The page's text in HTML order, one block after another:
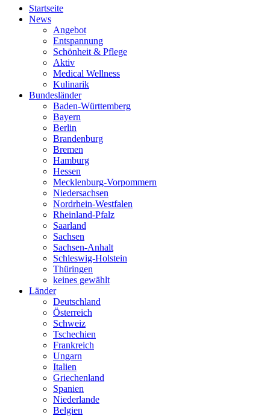
Startseite
News
Angebot
Entspannung
Schönheit & Pflege
Aktiv
Medical Wellness
Kulinarik
Bundesländer
Baden-Württemberg
Bayern
Berlin
Brandenburg
Bremen
Hamburg
Hessen
Mecklenburg-Vorpommern
Niedersachsen
Nordrhein-Westfalen
Rheinland-Pfalz
Saarland
Sachsen
Sachsen-Anhalt
Schleswig-Holstein
Thüringen
keines gewählt
Länder
Deutschland
Österreich
Schweiz
Tschechien
Frankreich
Ungarn
Italien
Griechenland
Spanien
Niederlande
Belgien